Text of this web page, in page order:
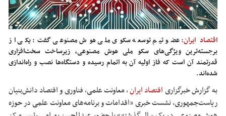
اقتصاد ایران:عضو تیم توسعه سکوی ملی هوش مصنوعی گفت: یکی از
برجسته‌ترین ویژگی‌های سکو ملی هوش مصنوعی، زیرساخت سخت‌افزاری
قدرتمند آن است که فاز اولیه آن به اتمام رسیده و دستگاه‌ها نصب و راه‌اندازی
شده‌اند.
به گزارش خبرگزاریاقتصاد ایران،معاونت علمی، فناوری و اقتصاد دانش‌بنیان
ریاست‌جمهوری، نشست خبری «اقدامات و برنامه‌های معاونت علمی در حوزه